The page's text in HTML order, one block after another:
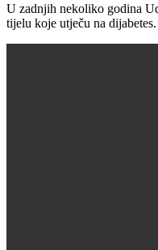
U zadnjih nekoliko godina
tijelu koje utječu na